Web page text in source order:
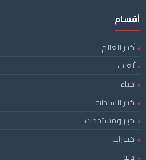
أقسام
أخبار العالم
ألعاب
احياء
اخبار السلطنة
اخبار ومستجدات
اختبارات
ادلة